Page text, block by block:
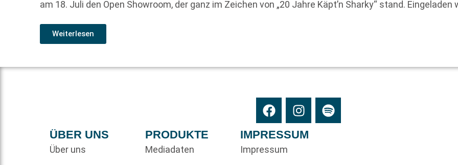
am 18. Juli den Open Showroom, der ganz im Zeichen von „20 Jahre Käpt’n Sharky“ stand. Eingeladen
Weiterlesen
ÜBER UNS
Über uns
PRODUKTE
Mediadaten
IMPRESSUM
Impressum